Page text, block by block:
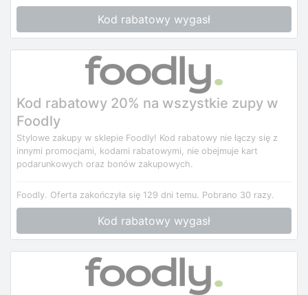
Kod rabatowy wygasł
Kod rabatowy 20% na wszystkie zupy w
Foodly
Stylowe zakupy w sklepie Foodly! Kod rabatowy nie łączy się z
innymi promocjami, kodami rabatowymi, nie obejmuje kart
podarunkowych oraz bonów zakupowych.
Foodly. Oferta zakończyła się 129 dni temu. Pobrano 30 razy.
Kod rabatowy wygasł